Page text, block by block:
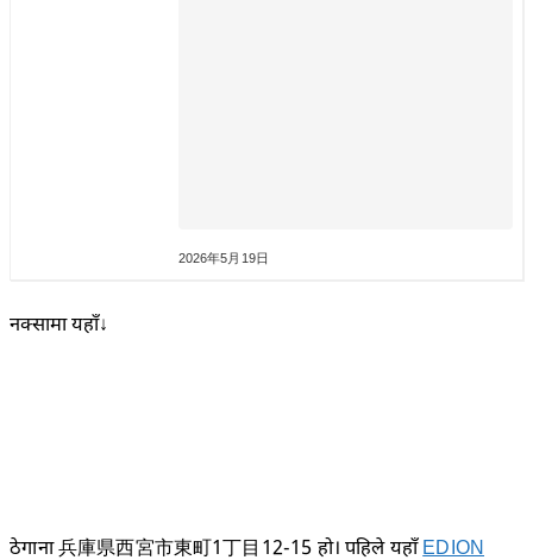
2026年5月19日
नक्सामा यहाँ↓
ठेगाना 兵庫県西宮市東町1丁目12-15 हो। पहिले यहाँEDION